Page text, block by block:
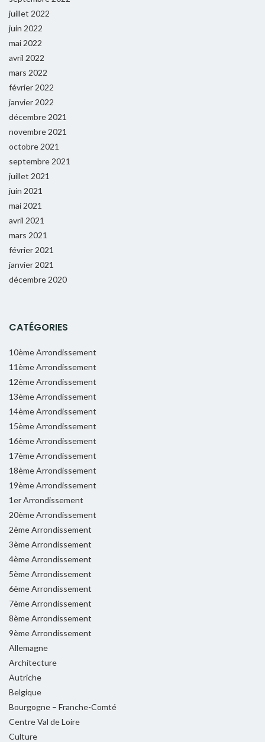
juillet 2022
juin 2022
mai 2022
avril 2022
mars 2022
février 2022
janvier 2022
décembre 2021
novembre 2021
octobre 2021
septembre 2021
juillet 2021
juin 2021
mai 2021
avril 2021
mars 2021
février 2021
janvier 2021
décembre 2020
CATÉGORIES
10ème Arrondissement
11ème Arrondissement
12ème Arrondissement
13ème Arrondissement
14ème Arrondissement
15ème Arrondissement
16ème Arrondissement
17ème Arrondissement
18ème Arrondissement
19ème Arrondissement
1er Arrondissement
20ème Arrondissement
2ème Arrondissement
3ème Arrondissement
4ème Arrondissement
5ème Arrondissement
6ème Arrondissement
7ème Arrondissement
8ème Arrondissement
9ème Arrondissement
Allemagne
Architecture
Autriche
Belgique
Bourgogne – Franche-Comté
Centre Val de Loire
Culture